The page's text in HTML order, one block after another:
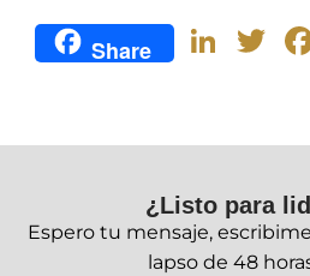
Share
Li
e
dI
n
T
te
r
¿Listo para
Espero tu mensaje,
lapso de 48